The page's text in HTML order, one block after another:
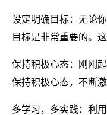
设定明确目标：无论
目标是非常重要的。
保持积极心态：刚刚
保持积极心态，不断
多学习，多实践：利